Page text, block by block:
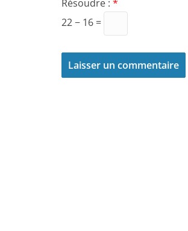
Résoudre : *
22 − 16 =